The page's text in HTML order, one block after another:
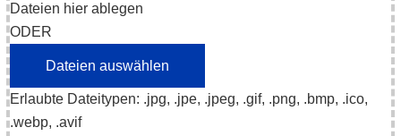
Dateien hier ablegen
ODER
Erlaubte Dateitypen: .jpg, .jpe, .jpeg, .gif, .png, .bmp, .ico,
.webp, .avif